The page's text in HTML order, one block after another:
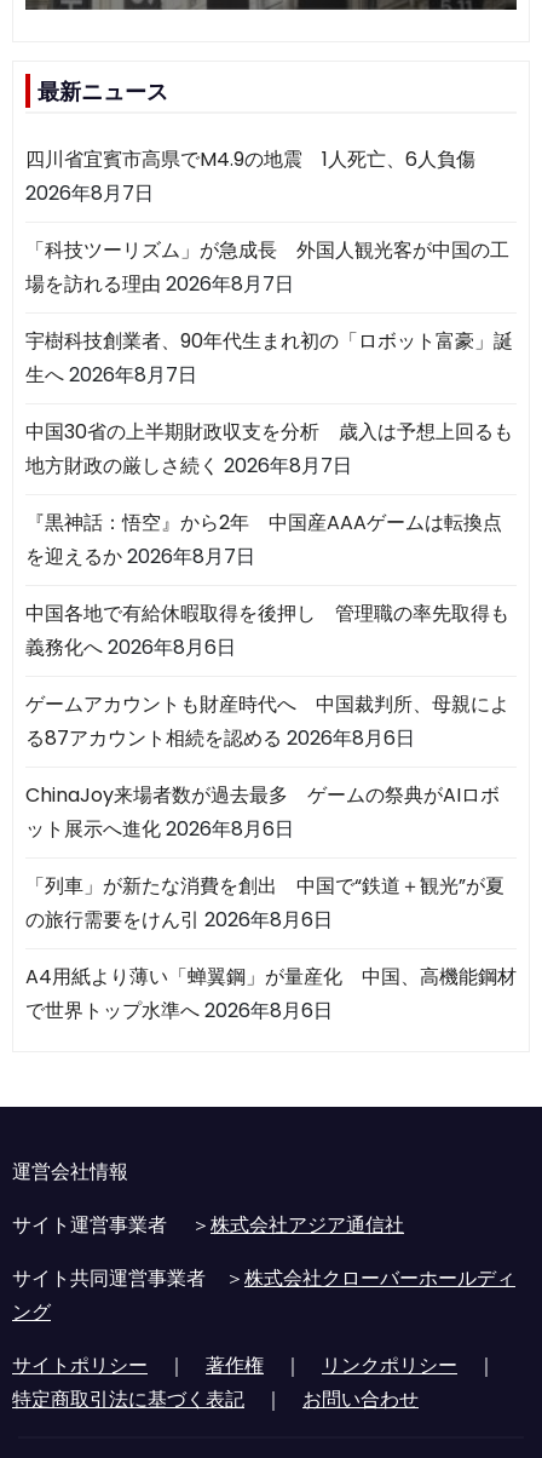
最新ニュース
四川省宜賓市高県でM4.9の地震 1人死亡、6人負傷
2026年8月7日
「科技ツーリズム」が急成長 外国人観光客が中国の工
場を訪れる理由 2026年8月7日
宇樹科技創業者、90年代生まれ初の「ロボット富豪」誕
生へ2026年8月7日
中国30省の上半期財政収支を分析 歳入は予想上回るも
地方財政の厳しさ続く 2026年8月7日
『黒神話：悟空』から2年 中国産AAAゲームは転換点
を迎えるか2026年8月7日
中国各地で有給休暇取得を後押し 管理職の率先取得も
義務化へ2026年8月6日
ゲームアカウントも財産時代へ 中国裁判所、母親によ
る87アカウント相続を認める 2026年8月6日
ChinaJoy来場者数が過去最多 ゲームの祭典がAIロボ
ット展示へ進化2026年8月6日
「列車」が新たな消費を創出 中国で“鉄道＋観光”が夏
の旅行需要をけん引 2026年8月6日
A4用紙より薄い「蝉翼鋼」が量産化 中国、高機能鋼材
で世界トップ水準へ2026年8月6日
運営会社情報
サイト運営事業者 ＞株式会社アジア通信社
サイト共同運営事業者 ＞株式会社クローバーホールディ
ング
サイトポリシー ｜ 著作権 ｜ リンクポリシー ｜
特定商取引法に基づく表記 ｜ お問い合わせ